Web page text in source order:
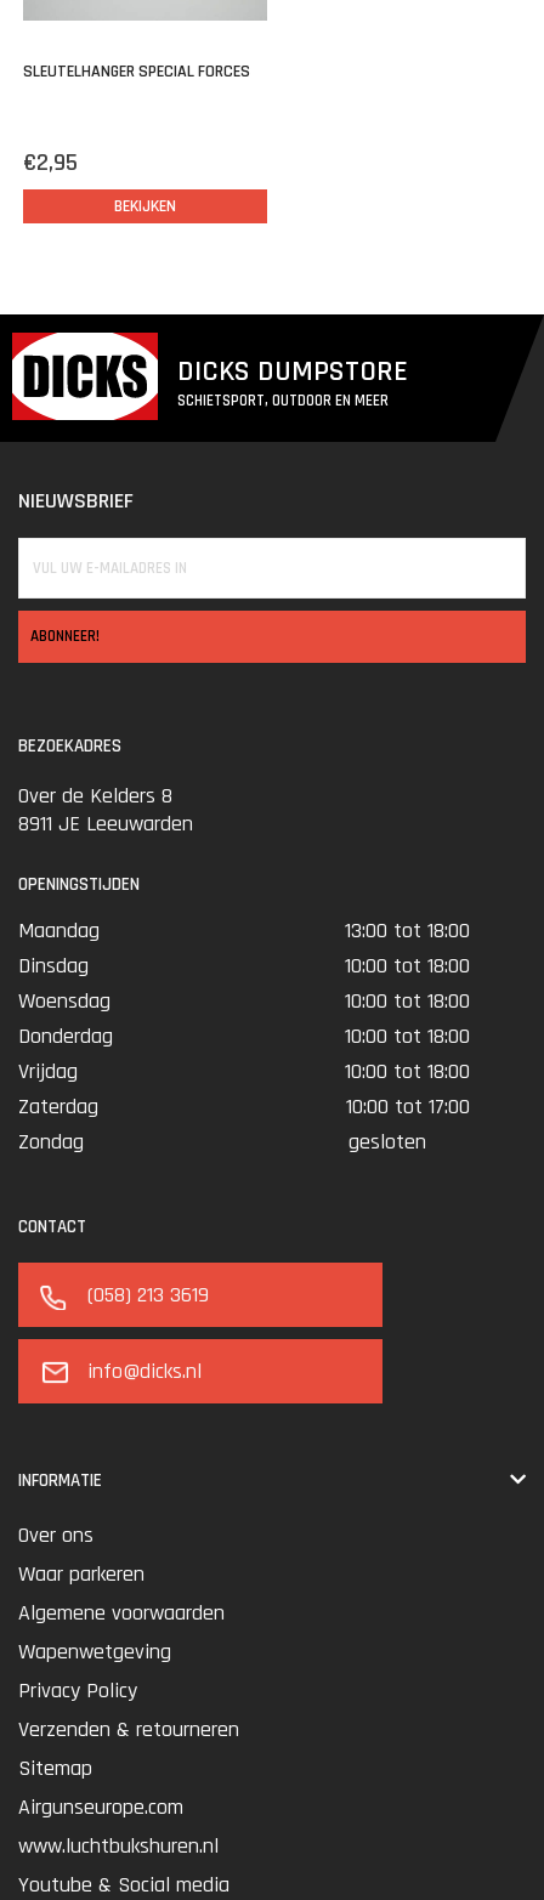
SLEUTELHANGER SPECIAL FORCES
€2,95
BEKIJKEN
DICKS DUMPSTORE
SCHIETSPORT, OUTDOOR EN MEER
NIEUWSBRIEF
ABONNEER!
BEZOEKADRES
Over de Kelders 8
8911 JE Leeuwarden
OPENINGSTIJDEN
Maandag
13:00 tot 18:00
Dinsdag
10:00 tot 18:00
Woensdag
10:00 tot 18:00
Donderdag
10:00 tot 18:00
Vrijdag
10:00 tot 18:00
Zaterdag
10:00 tot 17:00
Zondag
gesloten
CONTACT
(058) 213 3619
info@dicks.nl
INFORMATIE
Over ons
Waar parkeren
Algemene voorwaarden
Wapenwetgeving
Privacy Policy
Verzenden & retourneren
Sitemap
Airgunseurope.com
www.luchtbukshuren.nl
Youtube & Social media